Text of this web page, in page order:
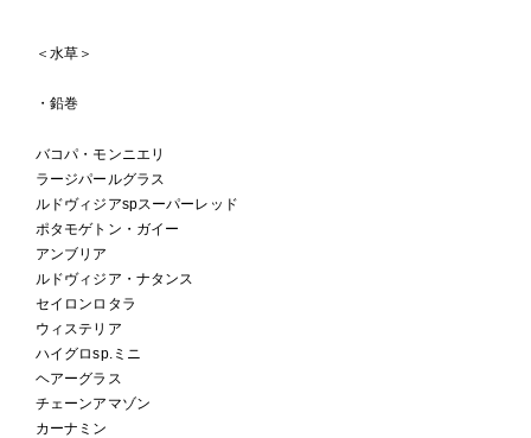
＜水草＞
・鉛巻
バコパ・モンニエリ
ラージパールグラス
ルドヴィジアspスーパーレッド
ポタモゲトン・ガイー
アンブリア
ルドヴィジア・ナタンス
セイロンロタラ
ウィステリア
ハイグロsp.ミニ
ヘアーグラス
チェーンアマゾン
カーナミン